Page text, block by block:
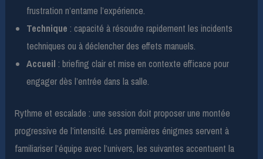
frustration n’entame l’expérience.
Technique : capacité à résoudre rapidement les incidents
techniques ou à déclencher des effets manuels.
Accueil : briefing clair et mise en contexte efficace pour
engager dès l’entrée dans la salle.
Rythme et escalade : une session doit proposer une montée
progressive de l’intensité. Les premières énigmes servent à
familiariser l’équipe avec l’univers, les suivantes accentuent la